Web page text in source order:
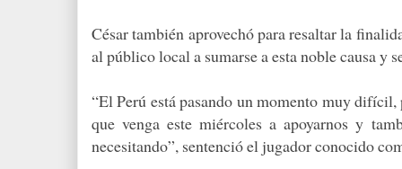
César también aprovechó para resaltar la
al público local a sumarse a esta noble causa y
“El Perú está pasando un momento muy
que venga este miércoles a apoyarnos y
necesitando”, sentenció el jugador conocido